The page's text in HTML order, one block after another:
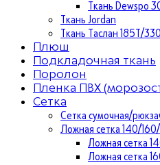
Ткань Dewspo
Ткань Jordan
Ткань Таслан 185T/
Плюш
Подкладочная ткань
Поролон
Пленка ПВХ
Сетка
Сетка сумочная/
Ложная сетка 140/
Ложная сетка
Ложная сетка